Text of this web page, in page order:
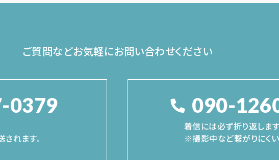
ご質問などお気軽にお問い合わせください
0379
れます。
090-
着信には必ず折り返します
※撮影中など繋がりにくい